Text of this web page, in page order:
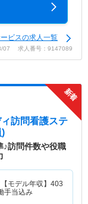
ビスの求人一覧
07 求人番号：9147089
訪問看護ステ
)
♪訪問件数や役職
モデル年収】 403
当込み